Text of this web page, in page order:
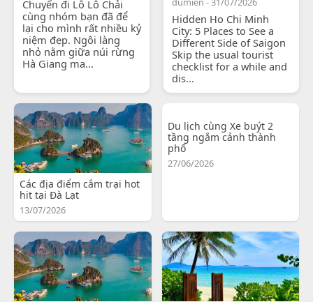
Chuyến đi Lô Lô Chải
cùng nhóm bạn đã để
lại cho mình rất nhiều kỷ
niệm đẹp. Ngôi làng
nhỏ nằm giữa núi rừng
Hà Giang ma...
Hidden Ho Chi Minh
City: 5 Places to See a
Different Side of Saigon
Skip the usual tourist
checklist for a while and
dis...
Các địa điểm cắm trại hot
hit tại Đà Lạt
13/07/2026
Du lịch cùng Xe buýt 2
tầng ngắm cảnh thành
phố
27/06/2026